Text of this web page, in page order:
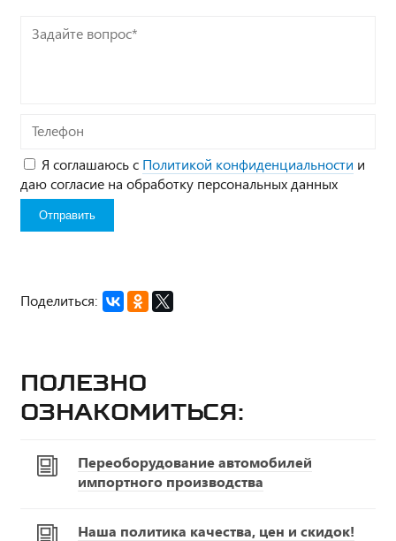
Задайте
Телефон
Я соглашаюсь с Политикой конфиденциальности и
даю согласие на обработку персональных данных
Поделиться:
Полезно
ознакомиться:
Переоборудование автомобилей
импортного производства
Наша политика качества, цен и скидок!